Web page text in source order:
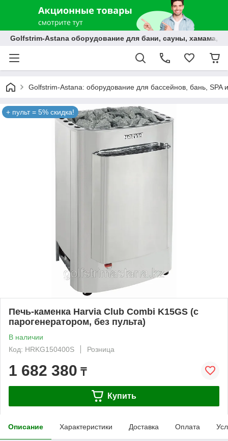
Golfstrim-Astana оборудование для бани, сауны, хамама,
Golfstrim-Astana: оборудование для бассейнов, бань, SPA
+ пульт = 5% скидка!
Печь-каменка Harvia Club Combi K15GS (с
парогенератором, без пульта)
В наличии
Код: HRKG150400S
Розница
1 682 380 ₸
Купить
Описание Характеристики Доставка Оплата